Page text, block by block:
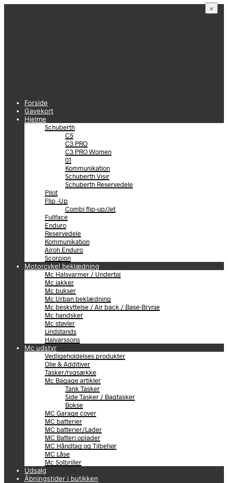
Forside
Gavekort
Hjelme
Schuberth
C5
C3 PRO
C3 PRO Women
01
Kommunikation
Schuberth Visir
Schuberth Reservedele
Pilot
Flip -Up
Combi flip-up/Jet
Fullface
Enduro
Reservedele
Kommunikation
Airoh Enduro
Scorpion
Motorcykel beklædning
Mc Halsvarmer / Undertøj
Mc jakker
Mc bukser
Mc Urban beklædning
Mc beskyttelse / Air back / Base-Brynje
Mc handsker
Mc støvler
Lindstands
Halvarssons
Mc udstyr
Vedligeholdelses produkter
Olie & Additiver
Tasker/rygsække
Mc Bagage artikler
Tank Tasker
Side Tasker / Bagtasker
Bokse
MC Garage cover
MC batterier
MC batterier/Lader
MC Batteri oplader
MC Håndtag og Tilbehør
MC Låse
Mc Solbriller
Udsalg
Åbningstider i butikken
×